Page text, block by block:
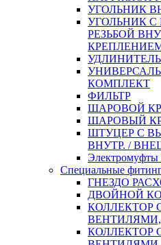
УГОЛЬНИК
УГОЛЬНИК
РЕЗЬБОЙ
КОМПЛЕКТ
ФИЛЬТР
ШАРОВОЙ
ШАРОВЫЙ
ШТУЦЕР С
ВНУТР. /
Электромуфты
Специальные
ГНЕЗДО
ДВОЙНОЙ
КОЛЛЕКТОР
КОЛЛЕКТОР